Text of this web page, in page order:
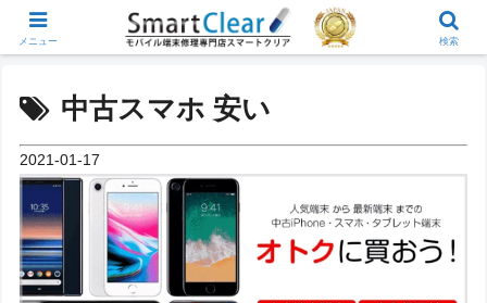
中古スマホ 安い
2021-01-17
メニュー 検索